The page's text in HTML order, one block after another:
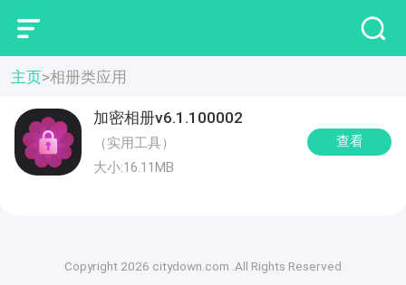
主页>相册类应用
加密相册v6.1.100002
（实用工具）
大小:16.11MB
查看
Copyright 2026 citydown.com .All Rights Reserved